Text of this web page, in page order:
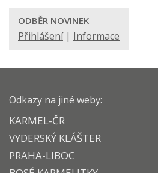
ODBĚR NOVINEK
Přihlášení| Informace
Odkazy na jiné weby:
KARMEL-ČR
VYDERSKÝ KLÁŠTER
PRAHA-LIBOC